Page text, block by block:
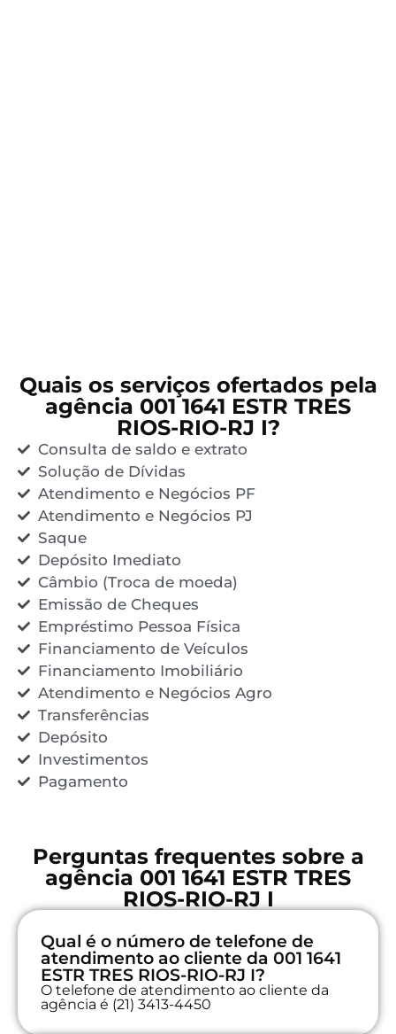
Quais os serviços ofertados pela
agência 001 1641 ESTR TRES
RIOS-RIO-RJ I?
Consulta de saldo e extrato
Solução de Dívidas
Atendimento e Negócios PF
Atendimento e Negócios PJ
Saque
Depósito Imediato
Câmbio (Troca de moeda)
Emissão de Cheques
Empréstimo Pessoa Física
Financiamento de Veículos
Financiamento Imobiliário
Atendimento e Negócios Agro
Transferências
Depósito
Investimentos
Pagamento
Perguntas frequentes sobre a
agência 001 1641 ESTR TRES
RIOS-RIO-RJ I
Qual é o número de telefone de
atendimento ao cliente da 001 1641
ESTR TRES RIOS-RIO-RJ I?
O telefone de atendimento ao cliente da
agência é (21) 3413-4450